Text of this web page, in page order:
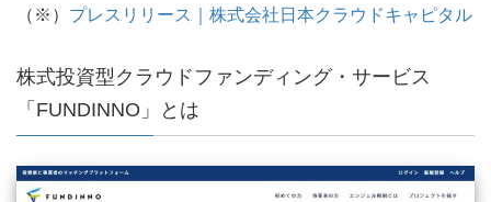
（※） プレスリリース｜株式会社日本クラウドキャピタル
株式投資型クラウドファンディング・サービス
「FUNDINNO」とは